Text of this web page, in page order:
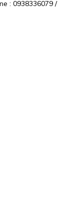
: 0938336079 /